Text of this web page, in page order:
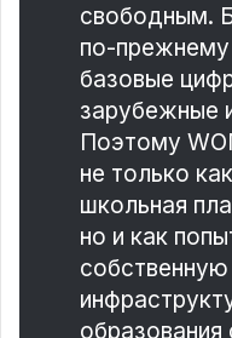
свободным.
по-
базовые
зарубежные
Поэтому
не только
школьная
но и как
образования